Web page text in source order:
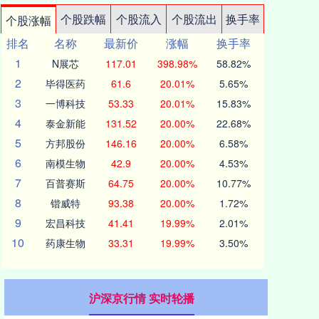
个股涨幅 个股跌幅 个股流入 个股流出
换手率
排名
名称 最新价 涨幅
换手率
1
N展芯 117.01 398.98% 58.82%
2 毕得医药 61.6 20.01% 5.65%
3 一博科技 53.33 20.01% 15.83%
4 泰金新能 131.52 20.00% 22.68%
5 方邦股份 146.16 20.00% 6.58%
6 南模生物 42.9 20.00% 4.53%
7 百普赛斯 64.75 20.00% 10.77%
8 锴威特 93.38 20.00% 1.72%
9 宏昌科技 41.41 19.99% 2.01%
10 药康生物 33.31 19.99% 3.50%
沪深京行情 实时轮播